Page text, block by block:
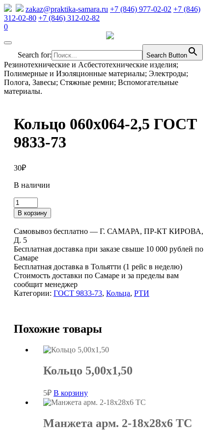
zakaz@praktika-samara.ru +7 (846) 977-02-02 +7 (846)
312-02-80 +7 (846) 312-02-82
0
Search for: Search Button
Резинотехнические и Асбестотехнические изделия;
Полимерные и Изоляционные материалы; Электроды;
Полога, Завесы; Стяжные ремни; Вспомогательные
материалы.
Кольцо 060х064-2,5 ГОСТ
9833-73
30₽
В наличии
Количество
товара
Кольцо
060х064-
2,5
ГОСТ
9833-
73
В корзину
Самовывоз бесплатно — Г. САМАРА, ПР-КТ КИРОВА,
Д. 5
Бесплатная доставка при заказе свыше 10 000 рублей по
Самаре
Бесплатная доставка в Тольятти (1 рейс в неделю)
Стоимость доставки по Самаре и за пределы вам
сообщит менеджер
Категории: ГОСТ 9833-73, Кольца, РТИ
Похожие товары
Кольцо 5,00х1,50
5₽ В корзину
Манжета арм. 2-18х28х6 ТС